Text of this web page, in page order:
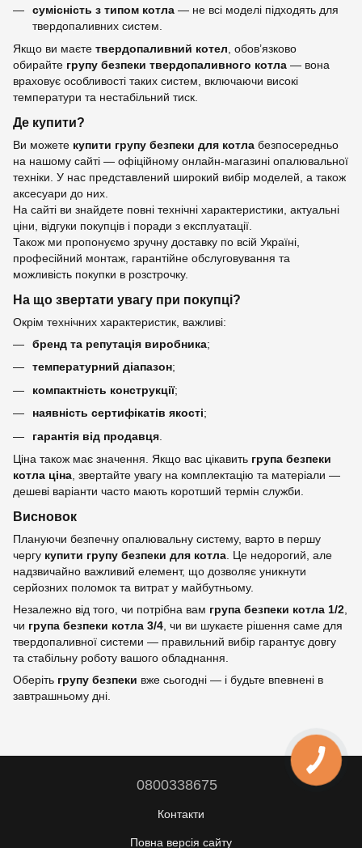
сумісність з типом котла — не всі моделі підходять для
твердопаливних систем.
Якщо ви маєте твердопаливний котел, обов’язково
обирайте групу безпеки твердопаливного котла — вона
враховує особливості таких систем, включаючи високі
температури та нестабільний тиск.
Де купити?
Ви можете купити групу безпеки для котла безпосередньо
на нашому сайті — офіційному онлайн-магазині опалювальної
техніки. У нас представлений широкий вибір моделей, а також
аксесуари до них.
На сайті ви знайдете повні технічні характеристики, актуальні
ціни, відгуки покупців і поради з експлуатації.
Також ми пропонуємо зручну доставку по всій Україні,
професійний монтаж, гарантійне обслуговування та
можливість покупки в розстрочку.
На що звертати увагу при покупці?
Окрім технічних характеристик, важливі:
бренд та репутація виробника;
температурний діапазон;
компактність конструкції;
наявність сертифікатів якості;
гарантія від продавця
Ціна також має значення. Якщо вас цікавить група безпеки
котла ціна , звертайте увагу на комплектацію та матеріали —
дешеві варіанти часто мають коротший термін служби.
Висновок
Плануючи безпечну опалювальну систему, варто в першу
чергу купити групу безпеки для котла . Це недорогий, але
надзвичайно важливий елемент, що дозволяє уникнути
серйозних поломок та витрат у майбутньому.
Незалежно від того, чи потрібна вам група безпеки котла 1/2
чи група безпеки котла 3/4 , чи ви шукаєте рішення саме для
твердопаливної системи — правильний вибір гарантує довгу
та стабільну роботу вашого обладнання.
Оберіть групу безпеки вже сьогодні — і будьте впевнені в
завтрашньому дні.
0800338675
Контакти
Повна версія сайту